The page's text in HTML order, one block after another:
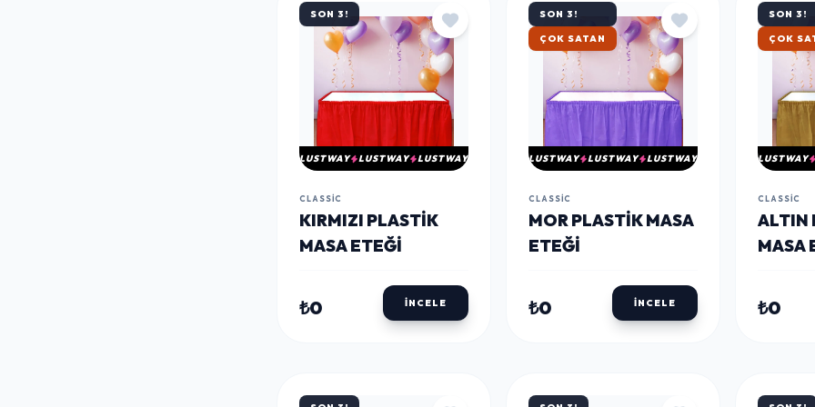
SON 3!
LUSTWAY LUSTWAY LUSTWAY
CLASSIC
KIRMIZI PLASTIK
MASA ETEĞI
₺0 İNCELE
SON 3!
HIZLI KARGO
LUSTWAY LUSTWAY LUSTWAY
CLASSIC
MOR PLASTIK MASA
ETEĞI
₺0 İNCELE
SON 3!
HIZLI
LUSTWAY
CLASSIC
ALTIN
MASA
₺0